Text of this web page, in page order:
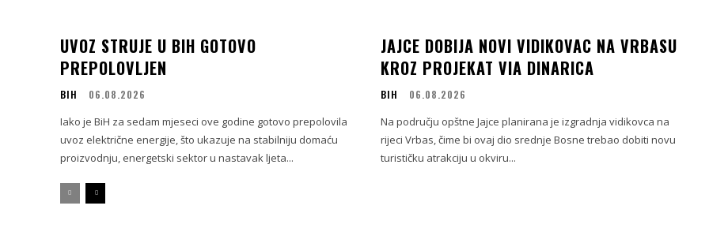
UVOZ STRUJE U BIH GOTOVO
PREPOLOVLJEN
BIH 06.08.2026
Iako je BiH za sedam mjeseci ove godine gotovo prepolovila
uvoz električne energije, što ukazuje na stabilniju domaću
proizvodnju, energetski sektor u nastavak ljeta...
JAJCE DOBIJA NOVI VIDIKOVAC NA VRBASU
KROZ PROJEKAT VIA DINARICA
BIH 06.08.2026
Na području opštne Jajce planirana je izgradnja vidikovca na
rijeci Vrbas, čime bi ovaj dio srednje Bosne trebao dobiti novu
turističku atrakciju u okviru...